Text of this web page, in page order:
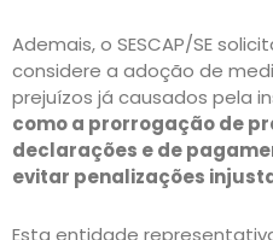
Ademais, o SESCAP/SE
considere a adoção de
prejuízos já causados pela
como a prorrogação de
declarações e de
evitar penalizações
Esta entidade